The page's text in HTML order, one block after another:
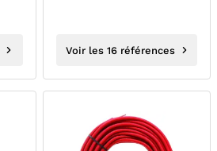
Voir les 16 références